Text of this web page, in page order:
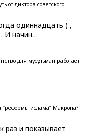
от диктора советского
одиннадцать ) ,
. И начин…
для мусульман работает
ислама” Макрона?
раз и показывает